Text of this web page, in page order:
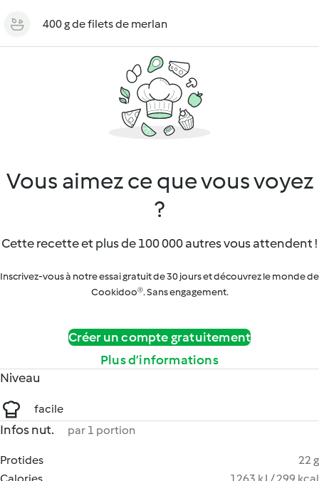
400 g de filets de merlan
Vous aimez ce que vous voyez
?
Cette recette et plus de 100 000 autres vous attendent !
Inscrivez-vous à notre essai gratuit de 30 jours et découvrez le monde de
Cookidoo®. Sans engagement.
Créer un compte gratuitement
Plus d’informations
Niveau
facile
Infos nut. par 1 portion
Protides
22 g